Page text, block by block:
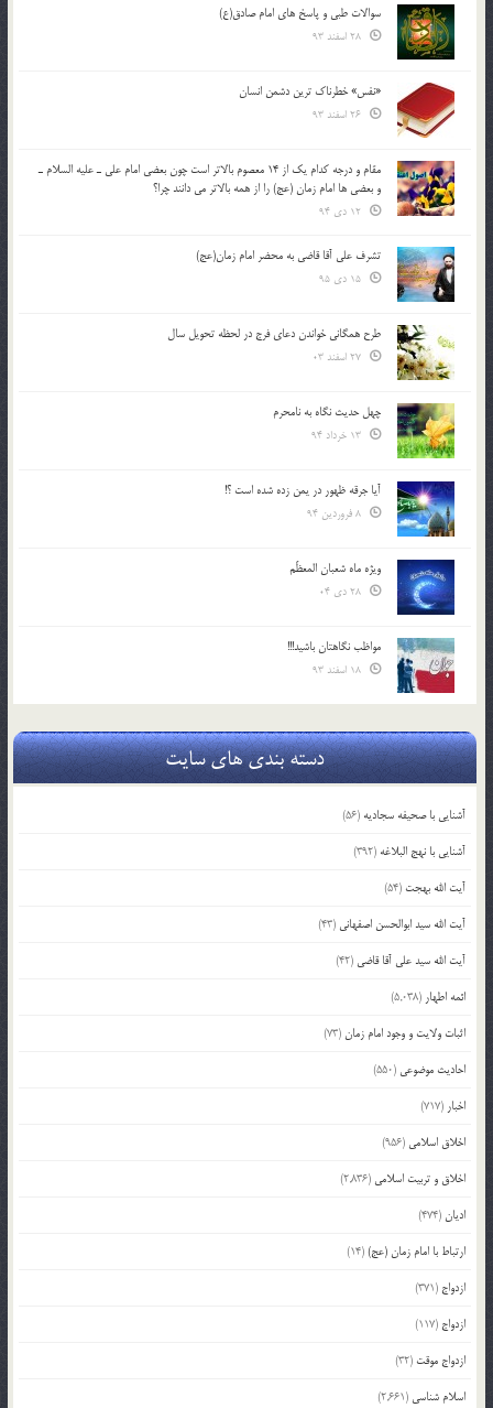
سوالات طبی و پاسخ های امام صادق(ع)
«نفس» خطرناک ترین دشمن انسان
مقام و درجه كدام يك از 14 معصوم بالاتر است چون بعضي امام علي ـ عليه السلام ـ
و بعضي ها امام زمان (عج) را از همه بالاتر مي دانند چرا؟
تشرف علي آقا قاضي به محضر امام زمان(عج)
طرح همگانی خواندن دعای فرج در لحظه تحویل سال
چهل حدیث نگاه به نامحرم
آیا جرقه ظهور در یمن زده شده است ؟!
ویژه ماه شعبان المعظّم
مواظب نگاهتان باشید!!!
دسته بندی های سایت
آشنایی با صحیفه سجادیه (56)
آشنایی با نهج البلاغه (392)
آیت الله بهجت (54)
آیت الله سید ابوالحسن اصفهانی (43)
آیت الله سید علی آقا قاضی (42)
ائمه اطهار (5,038)
اثبات ولایت و وجود امام زمان(73)
احادیث موضوعی (550)
اخبار (717)
اخلاق اسلامی (956)
اخلاق و تربیت اسلامی (2,836)
ادیان(474)
ارتباط با امام زمان (عج)(14)
ازدواج (371)
ازدواج (117)
ازدواج موقت (32)
اسلام شناسی (2,661)